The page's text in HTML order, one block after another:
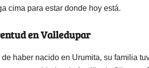
cima para estar donde hoy está.
en Valledupar
de haber nacido en Urumita, su familia